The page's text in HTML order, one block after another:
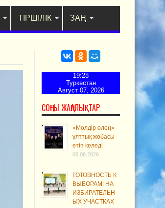
ТІРШІЛІК ЗАҢ
19:28
Туркестан
Август 07, 2026
СОҢҒЫ ЖАҢАЛЫҚТАР
«Мөлдір өлең»
ұлттық жобасы
өтіп келеді
05.08.2026
ГОТОВНОСТЬ К
ВЫБОРАМ: НА
ИЗБИРАТЕЛЬН
ЫХ УЧАСТКАХ